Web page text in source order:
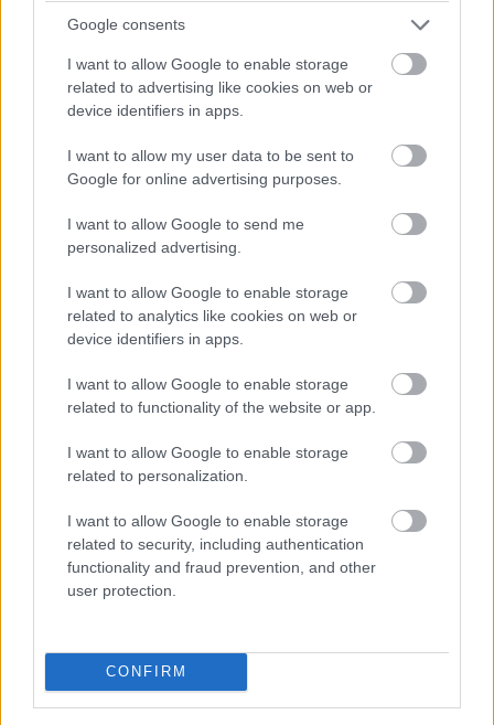
Google consents
I want to allow Google to enable storage
related to advertising like cookies on web or
device identifiers in apps.
I want to allow my user data to be sent to
Google for online advertising purposes.
I want to allow Google to send me
personalized advertising.
I want to allow Google to enable storage
related to analytics like cookies on web or
device identifiers in apps.
I want to allow Google to enable storage
related to functionality of the website or app.
I want to allow Google to enable storage
related to personalization.
I want to allow Google to enable storage
related to security, including authentication
functionality and fraud prevention, and other
user protection.
CONFIRM
mélyet fékezett, hogy onnan nem lehetett befejezni az
előzést.
Antonelli utolsó figyelmeztetést kap a pályahatárok miatt (a
nyakán közben Hamiltonnal).
Egy pillanatnyi állás 23 kör után:
Hamilton megette Doohant, aztán pedig simán megelőzi
Verstappent is! Még pontszerző a holland...